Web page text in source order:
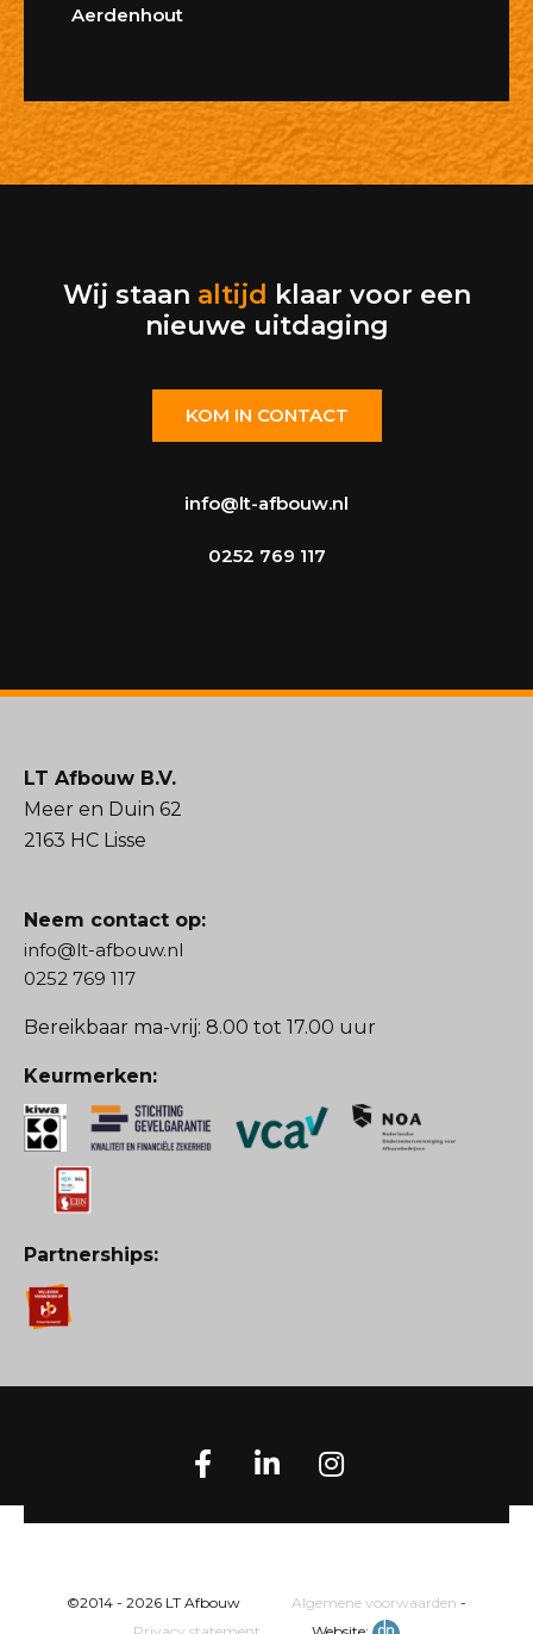
Aerdenhout
Wij staan altijd klaar voor een
nieuwe uitdaging
KOM IN CONTACT
info@lt-afbouw.nl
0252 769 117
LT Afbouw B.V.
Meer en Duin 62
2163 HC Lisse
Neem contact op:
info@lt-afbouw.nl
0252 769 117
Bereikbaar ma-vrij: 8.00 tot 17.00 uur
Keurmerken:
Partnerships:
©2014 - 2026 LT Afbouw Algemene voorwaarden -